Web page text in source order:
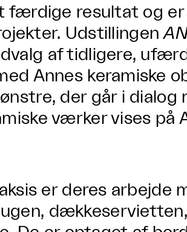
færdige resultat og
Udstillingen
af tidligere,
Annes keramiske
der går i dialog
værker vises på
er deres arbejde